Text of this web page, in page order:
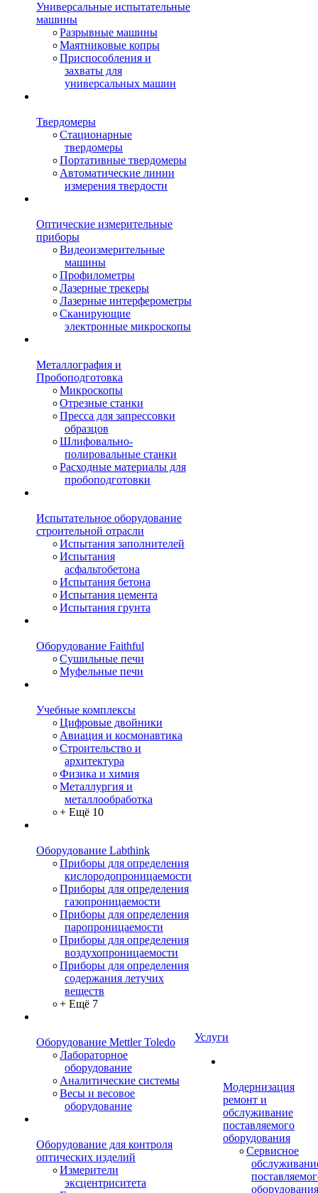
Универсальные испытательные
машины
Разрывные машины
Маятниковые копры
Приспособления и
захваты для
универсальных машин
Твердомеры
Стационарные
твердомеры
Портативные твердомеры
Автоматические линии
измерения твердости
Оптические измерительные
приборы
Видеоизмерительные
машины
Профилометры
Лазерные трекеры
Лазерные интерферометры
Сканирующие
электронные микроскопы
Металлография и
Пробоподготовка
Микроскопы
Отрезные станки
Пресса для запрессовки
образцов
Шлифовально-
полировальные станки
Расходные материалы для
пробоподготовки
Испытательное оборудование
строительной отрасли
Испытания заполнителей
Испытания
асфальтобетона
Испытания бетона
Испытания цемента
Испытания грунта
Оборудование Faithful
Сушильные печи
Муфельные печи
Учебные комплексы
Цифровые двойники
Авиация и космонавтика
Строительство и
архитектура
Физика и химия
Металлургия и
металлообработка
+ Ещё 10
Оборудование Labthink
Приборы для определения
кислородопроницаемости
Приборы для определения
газопроницаемости
Приборы для определения
паропроницаемости
Приборы для определения
воздухопроницаемости
Приборы для определения
содержания летучих
веществ
+ Ещё 7
Оборудование Mettler Toledo
Лабораторное
оборудование
Аналитические системы
Весы и весовое
оборудование
Оборудование для контроля
оптических изделий
Измерители
эксцентриситета
Услуги
Модернизация
ремонт и
обслуживание
поставляемого
оборудования
Сервисное
оборудования